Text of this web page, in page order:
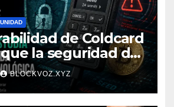
de Coldcard
la seguridad de
depende de
tecnológica,
Research
BLOCKVOZ.XYZ